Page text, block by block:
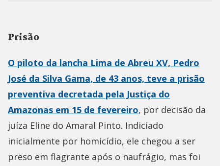
Prisão
O piloto da lancha Lima de Abreu XV, Pedro
José da Silva Gama, de 43 anos, teve a prisão
preventiva decretada pela Justiça do
Amazonas em 15 de fevereiro, por decisão da
juíza Eline do Amaral Pinto. Indiciado
inicialmente por homicídio, ele chegou a ser
preso em flagrante após o naufrágio, mas foi